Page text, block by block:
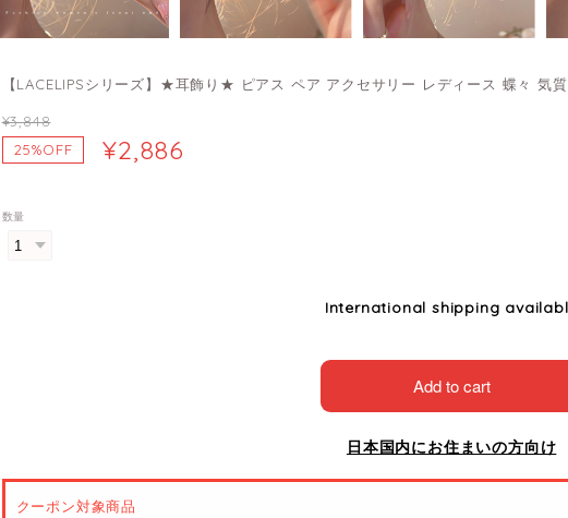
【LACELIPSシリーズ】★耳飾り★ ピアス ペア アクセサリー レディース 蝶々 気
¥3,848
25%OFF
¥2,886
数量
International shipping
Add to cart
日本国内にお住まいの方向け
クーポン対象商品